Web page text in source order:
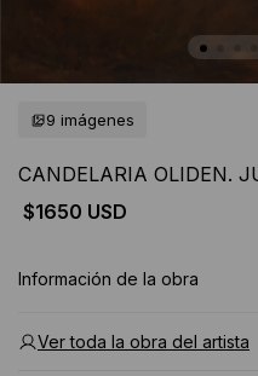
9 imágenes
CANDELARIA OLIDEN.
$1650 USD
Información de la obra
Ver toda la obra del artista